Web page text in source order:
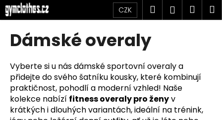
Přejít
na
obsah
CZK Hledat
Dámské overaly
Vyberte si u nás dámské sportovní overaly a
přidejte do svého šatníku kousky, které kombinují
praktičnost, pohodlí a moderní vzhled! Naše
kolekce nabízí fitness overaly pro ženyv
krátkých i dlouhých variantách, ideální na trénink,
K
o
o
p
o
t